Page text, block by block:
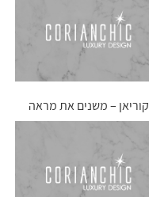
קוריאן – משנים את מראה
המטבח